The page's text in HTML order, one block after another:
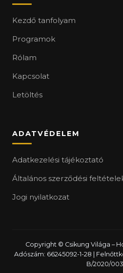
Kezdő tanfolyam
Programok
Rólam
Kapcsolat
Letöltés
ADATVÉDELEM
Adatkezelési tájékoztató
Általános szerződési
Jogi nyilatkozat
Copyright © Csikung Világa –
Adószám: 66245092-1-28 |
B/2020/